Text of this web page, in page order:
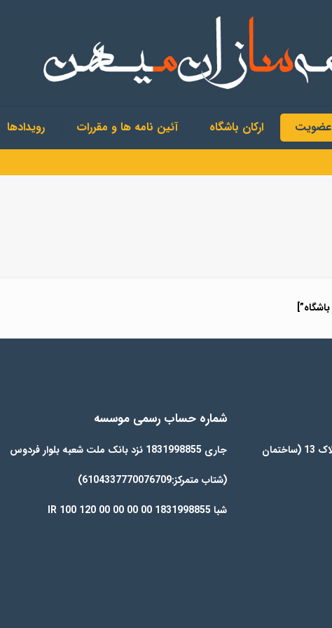
عضویت ارکان باشگاه آئین نامه ها و مقررات رویدادها
نشانی: تهران، ستارخان، ابتدای تهران ویلا، پلاک 13 (ساختمان
شماره حساب رسمی موسسه
جاری 1831998855 نزد بانک ملت شعبه بلوار فردوس
(شتاب متمرکز:6104337770076709)
شبا IR 100 120 00 00 00 00 1831998855